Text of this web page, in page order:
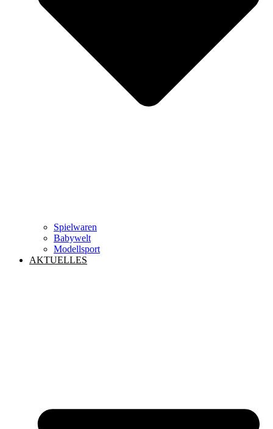
Spielwaren
Babywelt
Modellsport
AKTUELLES